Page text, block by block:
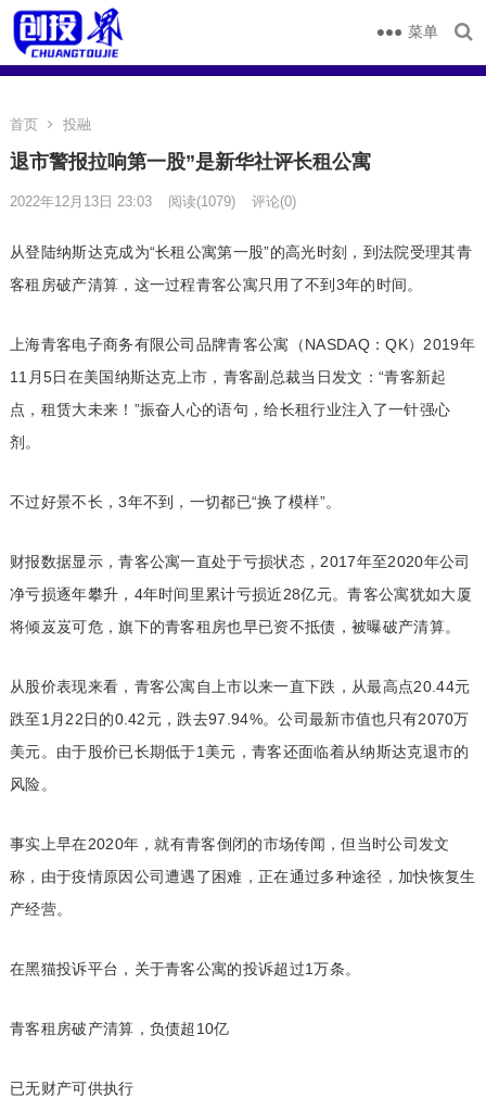
菜单
首页 投融
退市警报拉响第一股”是新华社评长租公寓
2022年12月13日 23:03 阅读(1079) 评论(0)
从登陆纳斯达克成为“长租公寓第一股”的高光时刻，到法院受理其青
客租房破产清算，这一过程青客公寓只用了不到3年的时间。
上海青客电子商务有限公司品牌青客公寓（NASDAQ：QK）2019年
11月5日在美国纳斯达克上市，青客副总裁当日发文：“青客新起
点，租赁大未来！”振奋人心的语句，给长租行业注入了一针强心
剂。
不过好景不长，3年不到，一切都已“换了模样”。
财报数据显示，青客公寓一直处于亏损状态，2017年至2020年公司
净亏损逐年攀升，4年时间里累计亏损近28亿元。青客公寓犹如大厦
将倾岌岌可危，旗下的青客租房也早已资不抵债，被曝破产清算。
从股价表现来看，青客公寓自上市以来一直下跌，从最高点20.44元
跌至1月22日的0.42元，跌去97.94%。公司最新市值也只有2070万
美元。由于股价已长期低于1美元，青客还面临着从纳斯达克退市的
风险。
事实上早在2020年，就有青客倒闭的市场传闻，但当时公司发文
称，由于疫情原因公司遭遇了困难，正在通过多种途径，加快恢复生
产经营。
在黑猫投诉平台，关于青客公寓的投诉超过1万条。
青客租房破产清算，负债超10亿
已无财产可供执行